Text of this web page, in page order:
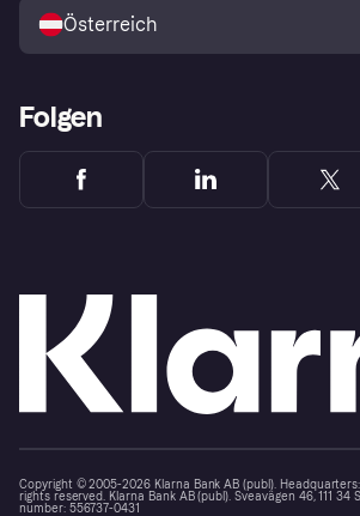
Österreich
Folgen
Copyright © 2005-2026 Klarna Bank AB (publ). Headquarters:
rights reserved. Klarna Bank AB (publ). Sveavägen 46, 111 34
number: 556737-0431